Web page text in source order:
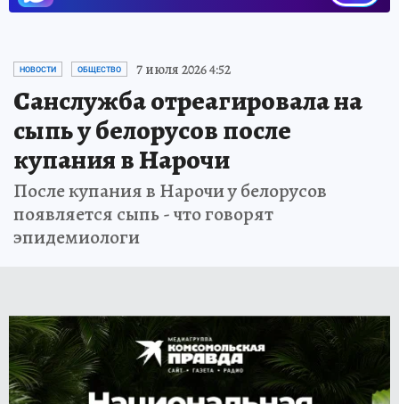
НОВОСТИ ОБЩЕСТВО 7 июля 2026 4:52
Санслужба отреагировала на
сыпь у белорусов после
купания в Нарочи
После купания в Нарочи у белорусов
появляется сыпь - что говорят
эпидемиологи